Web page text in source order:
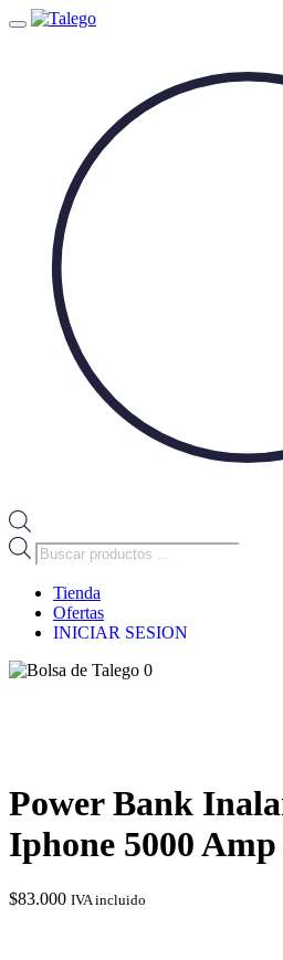
Búsqueda
de
productos
Tienda
Ofertas
INICIAR SESION
0
Power Bank
Iphone 5000 Amp
$83.000 IVA incluido